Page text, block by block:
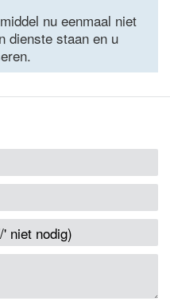
nu eenmaal niet
dienste staan en u